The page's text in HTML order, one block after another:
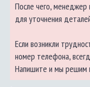
После чего, менеджер
для уточнения
Если возникли
номер телефона,
Напишите и мы решим